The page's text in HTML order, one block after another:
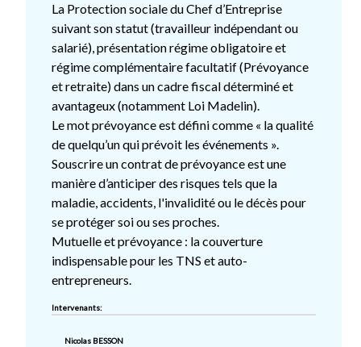
La Protection sociale du Chef d’Entreprise
suivant son statut (travailleur indépendant ou
salarié), présentation régime obligatoire et
régime complémentaire facultatif (Prévoyance
et retraite) dans un cadre fiscal déterminé et
avantageux (notamment Loi Madelin).
Le mot prévoyance est défini comme « la qualité
de quelqu’un qui prévoit les événements ».
Souscrire un contrat de prévoyance est une
manière d’anticiper des risques tels que la
maladie, accidents, l'invalidité ou le décès pour
se protéger soi ou ses proches.
Mutuelle et prévoyance : la couverture
indispensable pour les TNS et auto-
entrepreneurs.
Intervenants:
Nicolas BESSON